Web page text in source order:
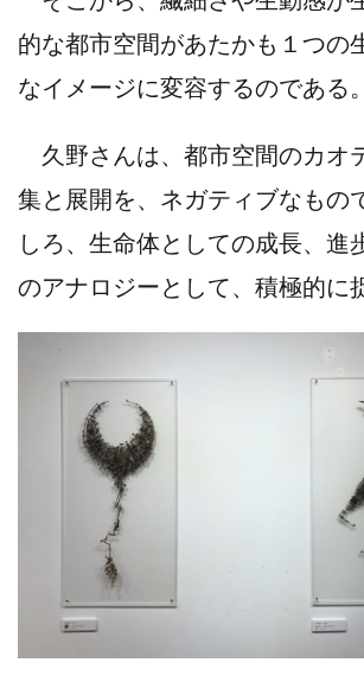
的な都市空間があたかも１つの
なイメージに変容するのである。
久野さんは、都市空間のカオ
集と展開を、ネガティブなもの
しろ、生命体としての成長、進
のアナロジーとして、積極的に